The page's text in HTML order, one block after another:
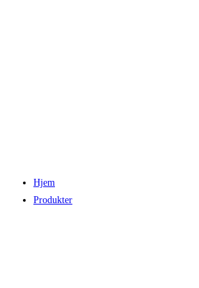
Hjem
Produkter